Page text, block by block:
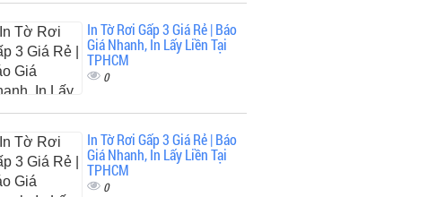
In Tờ Rơi Gấp 3 Giá Rẻ | Báo
Giá Nhanh, In Lấy Liền Tại
TPHCM
0
In Tờ Rơi Gấp 3 Giá Rẻ | Báo
Giá Nhanh, In Lấy Liền Tại
TPHCM
0